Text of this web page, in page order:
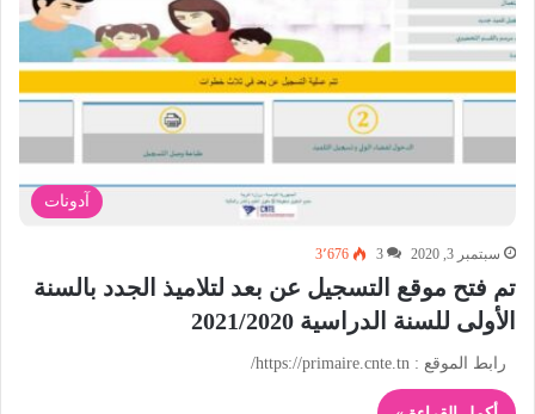
آدونات
سبتمبر 3, 2020 3 3٬676
تم فتح موقع التسجيل عن بعد لتلاميذ الجدد بالسنة
الأولى للسنة الدراسية 2021/2020
رابط الموقع : https://primaire.cnte.tn/